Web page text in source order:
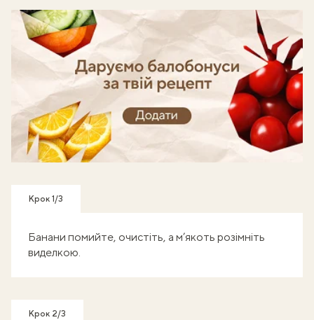
Крок 1/3
Банани помийте, очистіть, а м’якоть розімніть
виделкою.
Крок 2/3